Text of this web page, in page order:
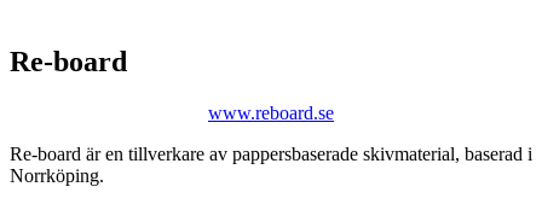
Re-board
www.reboard.se
Re-board är en tillverkare av pappersbaserade skivmaterial, baserad i
Norrköping.